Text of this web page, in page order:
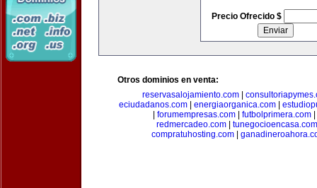
Precio Ofrecido $
Otros dominios en venta:
reservasalojamiento.com
eciudadanos.com| energiaorganica.com|
forumempresas.com futbolprimera.com
redmercadeo.com| tunegocioencasa.com
compratuhosting.com|